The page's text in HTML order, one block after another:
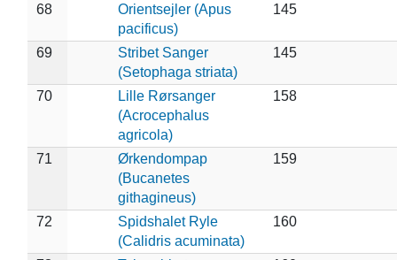
68
Orientsejler (Apus
pacificus)
145
69
Stribet Sanger
(Setophaga striata)
145
70
Lille Rørsanger
(Acrocephalus
agricola)
158
71
Ørkendompap
(Bucanetes
githagineus)
159
72
Spidshalet Ryle
(Calidris acuminata)
160